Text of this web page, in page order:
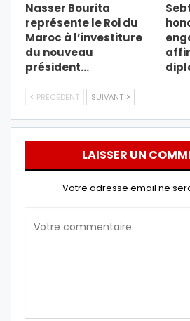
Nasser Bourita
représente le Roi du
Maroc à l’investiture
du nouveau
président…
PRÉCÉDENT SUIVANT
LAISSER UN
Votre adresse email ne